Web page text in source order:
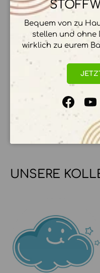
Ihre
verarbeitet. Wir
Kreditkartendetails.
UNSERE
Bequem von zu
stellen und ohne
wirklich zu eurem